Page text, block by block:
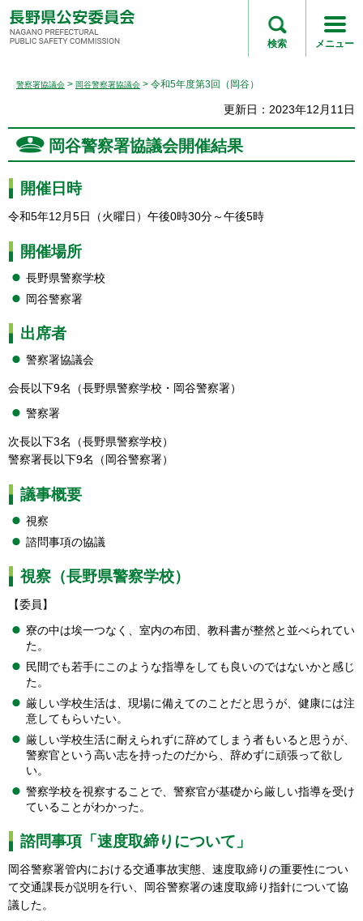
長野県公安委員会
NAGANO
COMMISSION
検索 メニュー
警察署協議会 > 岡谷警察署協議会 > 令和5年度第3回（岡谷）
更新日：2023年12月11日
岡谷警察署協議会開催結果
開催日時
令和5年12月5日（火曜日）午後0時30分～午後5時
開催場所
長野県警察学校
岡谷警察署
出席者
警察署協議会
会長以下9名（長野県警察学校・岡谷警察署）
警察署
次長以下3名（長野県警察学校）
警察署長以下9名（岡谷警察署）
議事概要
視察
諮問事項の協議
視察（長野県警察学校）
【委員】
寮の中は埃一つなく、室内の布団、教科書が整然と並べられてい
た。
民間でも若手にこのような指導をしても良いのではないかと感じ
た。
厳しい学校生活は、現場に備えてのことだと思うが、健康には注
意してもらいたい。
厳しい学校生活に耐えられずに辞めてしまう者もいると思うが、
警察官という高い志を持ったのだから、辞めずに頑張って欲し
い。
警察学校を視察することで、警察官が基礎から厳しい指導を受け
ていることがわかった。
諮問事項「速度取締りについて」
岡谷警察署管内における交通事故実態、速度取締りの重要性につい
て交通課長が説明を行い、岡谷警察署の速度取締り指針について協
議した。